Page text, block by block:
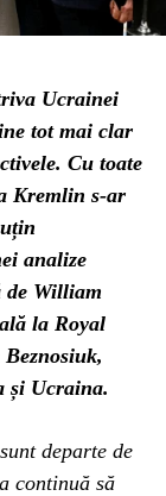
Ucrainei
tot mai clar
Cu toate
Kremlin s-ar
analize
de William
la Royal
și Ucraina.
departe de
continuă să